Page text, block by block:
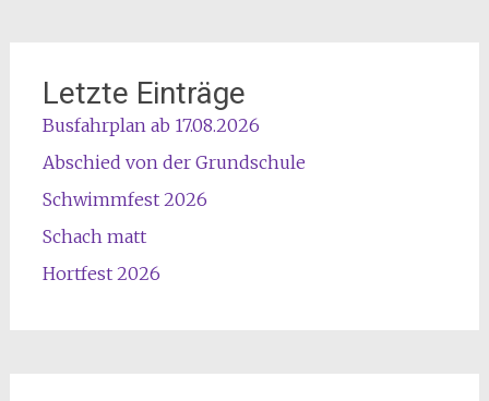
Letzte Einträge
Busfahrplan ab 17.08.2026
Abschied von der Grundschule
Schwimmfest 2026
Schach matt
Hortfest 2026